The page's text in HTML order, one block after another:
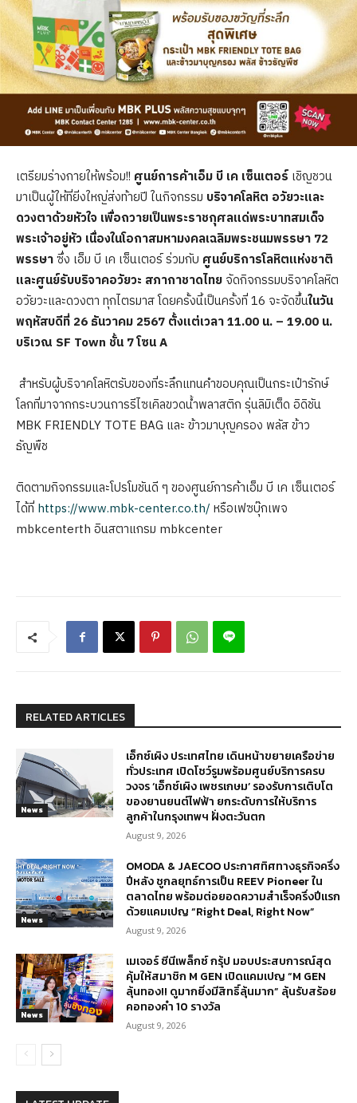
เตรียมร่างกายให้พร้อม!! ศูนย์การค้าเอ็ม บี เค เซ็นเตอร์ เชิญชวน
มาเป็นผู้ให้ที่ยิ่งใหญ่ส่งท้ายปี ในกิจกรรม บริจาคโลหิต อวัยวะและ
ดวงตาด้วยหัวใจ เพื่อถวายเป็นพระราชกุศลแด่พระบาทสมเด็จ
พระเจ้าอยู่หัว เนื่องในโอกาสมหามงคลเฉลิมพระชนมพรรษา 72
พรรษาซึ่ง เอ็ม บี เค เซ็นเตอร์ ร่วมกับ ศูนย์บริการโลหิตแห่งชาติ
และศูนย์รับบริจาคอวัยวะ สภากาชาดไทย จัดกิจกรรมบริจาคโลหิต
อวัยวะและดวงตา ทุกไตรมาส โดยครั้งนี้เป็นครั้งที่ 16 จะจัดขึ้นในวัน
พฤหัสบดีที่ 26 ธันวาคม 2567 ตั้งแต่เวลา 11.00 น. – 19.00 น.
บริเวณ SF Town ชั้น 7 โซน A
สำหรับผู้บริจาคโลหิตรับของที่ระลึกแทนคำขอบคุณเป็นกระเป๋ารักษ์
โลกที่มาจากกระบวนการรีไซเคิลขวดน้ำพลาสติก รุ่นลิมิเต็ด อิดิชัน
MBK FRIENDLY TOTE BAG และ ข้าวมาบุญครอง พลัส ข้าว
ธัญพืช
ติดตามกิจกรรมและโปรโมชันดี ๆ ของศูนย์การค้าเอ็ม บี เค เซ็นเตอร์
ได้ที่ https://www.mbk-center.co.th/ หรือเฟซบุ๊กเพจ
mbkcenterth อินสตาแกรม mbkcenter
RELATED ARTICLES
News
เอ็กซ์เผิง ประเทศไทย เดินหน้าขยายเครือข่าย
ทั่วประเทศ เปิดโชว์รูมพร้อมศูนย์บริการครบ
วงจร ‘เอ็กซ์เผิง เพชรเกษม’ รองรับการเติบโต
ของยานยนต์ไฟฟ้า ยกระดับการให้บริการ
ลูกค้าในกรุงเทพฯ ฝั่งตะวันตก
August 9, 2026
News
OMODA & JAECOO ประกาศทิศทางธุรกิจครึ่ง
ปีหลัง ชูกลยุทธ์การเป็น REEV Pioneer ใน
ตลาดไทย พร้อมต่อยอดความสำเร็จครึ่งปีแรก
ด้วยแคมเปญ “Right Deal, Right Now”
August 9, 2026
News
เมเจอร์ ซีนีเพล็กซ์ กรุ้ป มอบประสบการณ์สุด
คุ้มให้สมาชิก M GEN เปิดแคมเปญ “M GEN
ลุ้นทอง!! ดูมากยิ่งมีสิทธิ์ลุ้นมาก” ลุ้นรับสร้อย
คอทองคำ 10 รางวัล
August 9, 2026